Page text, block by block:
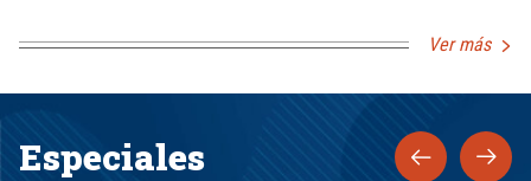
Ver más
Especiales